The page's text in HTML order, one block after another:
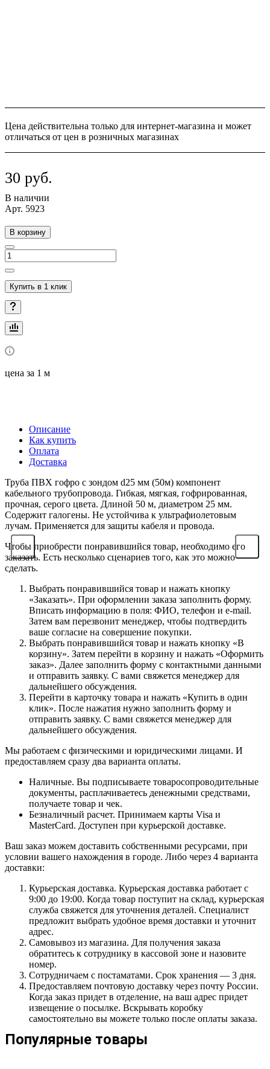
Цена действительна только для интернет-магазина и может
отличаться от цен в розничных магазинах
30 руб.
В наличии
Арт. 5923
В корзину
Купить в 1 клик
цена за 1 м
Описание
Как купить
Оплата
Доставка
Труба ПВХ гофро с зондом d25 мм (50м) компонент
кабельного трубопровода. Гибкая, мягкая, гофрированная,
прочная, серого цвета. Длиной 50 м, диаметром 25 мм.
Содержит галогены. Не устойчива к ультрафиолетовым
лучам. Применяется для защиты кабеля и провода.
Чтобы приобрести понравившийся товар, необходимо его
заказать. Есть несколько сценариев того, как это можно
сделать.
Выбрать понравившийся товар и нажать кнопку
«Заказать». При оформлении заказа заполнить форму.
Вписать информацию в поля: ФИО, телефон и e-mail.
Затем вам перезвонит менеджер, чтобы подтвердить
ваше согласие на совершение покупки.
Выбрать понравившийся товар и нажать кнопку «В
корзину». Затем перейти в корзину и нажать «Оформить
заказ». Далее заполнить форму с контактными данными
и отправить заявку. С вами свяжется менеджер для
дальнейшего обсуждения.
Перейти в карточку товара и нажать «Купить в один
клик». После нажатия нужно заполнить форму и
отправить заявку. С вами свяжется менеджер для
дальнейшего обсуждения.
Мы работаем с физическими и юридическими лицами. И
предоставляем сразу два варианта оплаты.
Наличные. Вы подписываете товаросопроводительные
документы, расплачиваетесь денежными средствами,
получаете товар и чек.
Безналичный расчет. Принимаем карты Visa и
MasterCard. Доступен при курьерской доставке.
Ваш заказ можем доставить собственными ресурсами, при
условии вашего нахождения в городе. Либо через 4 варианта
доставки:
Курьерская доставка. Курьерская доставка работает с
9:00 до 19:00. Когда товар поступит на склад, курьерская
служба свяжется для уточнения деталей. Специалист
предложит выбрать удобное время доставки и уточнит
адрес.
Самовывоз из магазина. Для получения заказа
обратитесь к сотруднику в кассовой зоне и назовите
номер.
Сотрудничаем с постаматами. Срок хранения — 3 дня.
Предоставляем почтовую доставку через почту России.
Когда заказ придет в отделение, на ваш адрес придет
извещение о посылке. Вскрывать коробку
самостоятельно вы можете только после оплаты заказа.
Популярные товары